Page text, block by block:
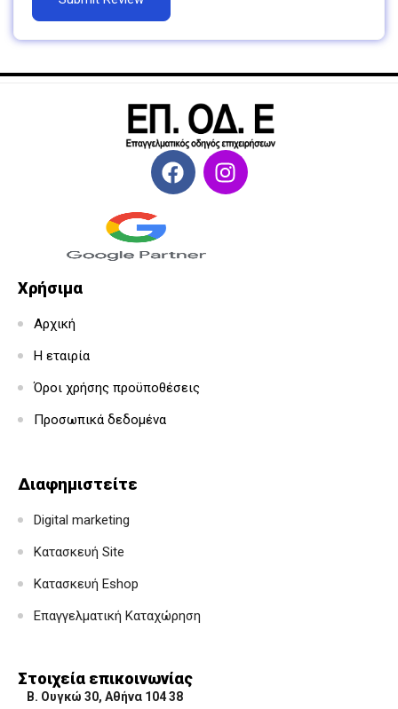
Χρήσιμα
Αρχική
Η εταιρία
Όροι χρήσης προϋποθέσεις
Προσωπικά δεδομένα
Διαφημιστείτε
Digital marketing
Κατασκευή Site
Κατασκευή Eshop
Επαγγελματική Καταχώρηση
Στοιχεία επικοινωνίας
Β. Ουγκώ 30, Αθήνα 104 38